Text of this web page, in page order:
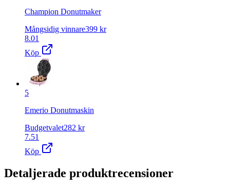
Champion Donutmaker
Mångsidig vinnare399 kr
8.01
Köp
5
Emerio Donutmaskin
Budgetvalet282 kr
7.51
Köp
Detaljerade produktrecensioner